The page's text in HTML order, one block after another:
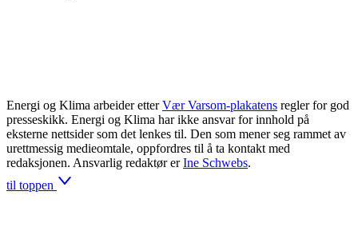
Energi og Klima arbeider etter Vær Varsom-plakatens regler for god
presseskikk. Energi og Klima har ikke ansvar for innhold på
eksterne nettsider som det lenkes til. Den som mener seg rammet av
urettmessig medieomtale, oppfordres til å ta kontakt med
redaksjonen. Ansvarlig redaktør er Ine Schwebs.
til toppen